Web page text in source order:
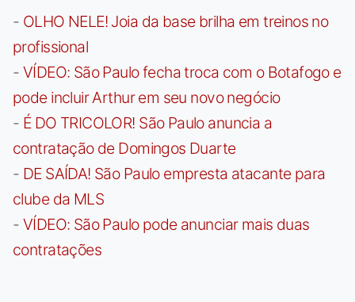
- OLHO NELE! Joia da base brilha em treinos no
profissional
- VÍDEO: São Paulo fecha troca com o Botafogo e
pode incluir Arthur em seu novo negócio
- É DO TRICOLOR! São Paulo anuncia a
contratação de Domingos Duarte
- DE SAÍDA! São Paulo empresta atacante para
clube da MLS
- VÍDEO: São Paulo pode anunciar mais duas
contratações